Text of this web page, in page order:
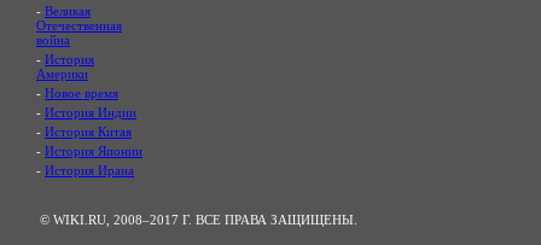
- Великая
Отечественная
война
- История
Америки
- Новое время
- История Индии
- История Китая
- История Японии
- История Ирана
© WIKI.RU, 2008–2017 Г. ВСЕ ПРАВА ЗАЩИЩЕНЫ.